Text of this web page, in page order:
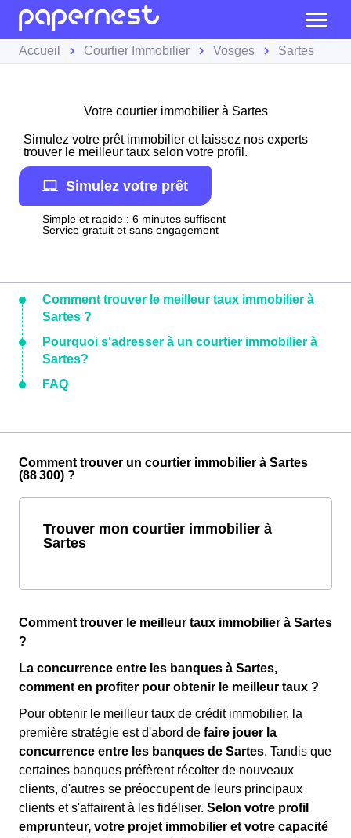
Accueil Courtier Immobilier Vosges Sartes
Votre courtier immobilier à Sartes
Simulez votre prêt immobilier et laissez nos experts
trouver le meilleur taux selon votre profil.
Simulez votre prêt
Simple et rapide : 6 minutes suffisent
Service gratuit et sans engagement
Comment trouver le meilleur taux immobilier à
Sartes ?
Pourquoi s'adresser à un courtier immobilier à
Sartes?
FAQ
Comment trouver un courtier immobilier à Sartes
(88 300) ?
Trouver mon courtier immobilier à
Sartes
Comment trouver le meilleur taux immobilier à Sartes
?
La concurrence entre les banques à Sartes,
comment en profiter pour obtenir le meilleur taux ?
Pour obtenir le meilleur taux de crédit immobilier, la
première stratégie est d'abord de faire jouer la
concurrence entre les banques de Sartes. Tandis que
certaines banques préfèrent récolter de nouveaux
clients, d'autres se préoccupent de leurs principaux
clients et s'affairent à les fidéliser. Selon votre profil
emprunteur, votre projet immobilier et votre capacité